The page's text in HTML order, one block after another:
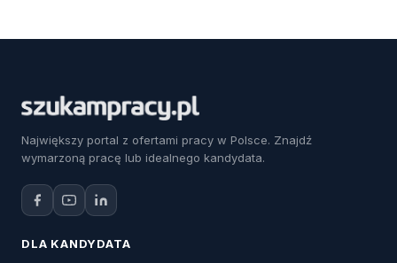
Największy portal z ofertami pracy w Polsce. Znajdź
wymarzoną pracę lub idealnego kandydata.
DLA KANDYDATA